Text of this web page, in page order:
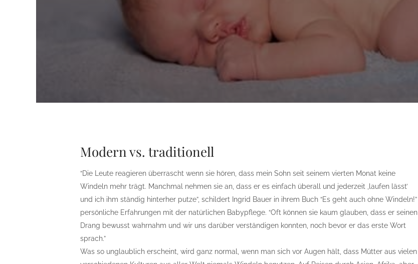
Modern vs. traditionell
“Die Leute reagieren überrascht wenn sie hören, dass mein Sohn seit seinem vierten Monat keine
Windeln mehr trägt. Manchmal nehmen sie an, dass er es einfach überall und jederzeit ,laufen lässt’
und ich ihm ständig hinterher putze”, schildert Ingrid Bauer in ihrem Buch “Es geht auch ohne Windeln!”
persönliche Erfahrungen mit der natürlichen Babypflege. “Oft können sie kaum glauben, dass er seinen
Drang bewusst wahrnahm und wir uns darüber verständigen konnten, noch bevor er das erste Wort
sprach.”
Was so unglaublich erscheint, wird ganz normal, wenn man sich vor Augen hält, dass Mütter aus vielen